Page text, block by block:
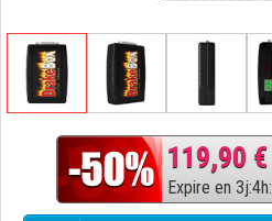
119,90 €
Expire en 3j:4h: